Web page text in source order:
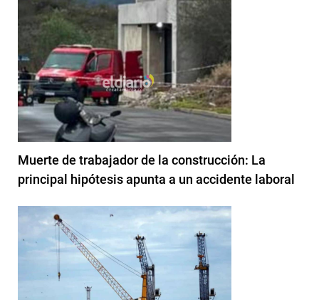
Muerte de trabajador de la construcción: La
principal hipótesis apunta a un accidente laboral